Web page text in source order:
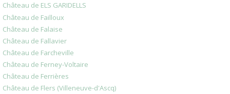
Château de ELS GARIDELLS
Château de Failloux
Château de Falaise
Château de Fallavier
Château de Farcheville
Château de Ferney-Voltaire
Château de Ferrières
Château de Flers (Villeneuve-d'Ascq)